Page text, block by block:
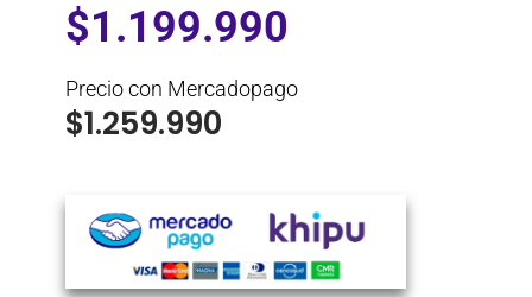
$1.199.990
Precio con Mercadopago
$1.259.990